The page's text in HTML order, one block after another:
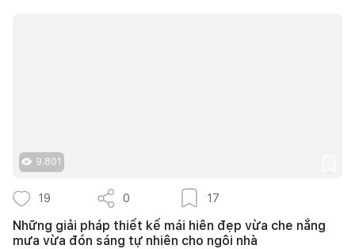
9.801
19 0 17
Những giải pháp thiết kế mái hiên đẹp vừa che nắng
mưa vừa đón sáng tự nhiên cho ngôi nhà